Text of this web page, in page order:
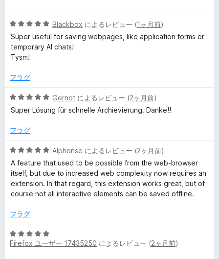
中
5
の
評
5
段
階
中
の
価
Blackbox によるレビュー (1ヶ月前)
Super useful for saving webpages, like application forms or
temporary AI chats!
Tysm!
フラグ
5
段
中
の
評
価
Gernot によるレビュー (2ヶ月前)
Super Lösung für schnelle Archievierung. Danke!!
フラグ
5
段
階
中
5
評
Alphonse によるレビュー (2ヶ月前)
A feature that used to be possible from the web-browser
itself, but due to increased web complexity now requires an
extension. In that regard, this extension works great, but of
course not all interactive elements can be saved offline.
フラグ
5
段
Firefox ユーザー 17435250 によるレビュー (2ヶ月前)